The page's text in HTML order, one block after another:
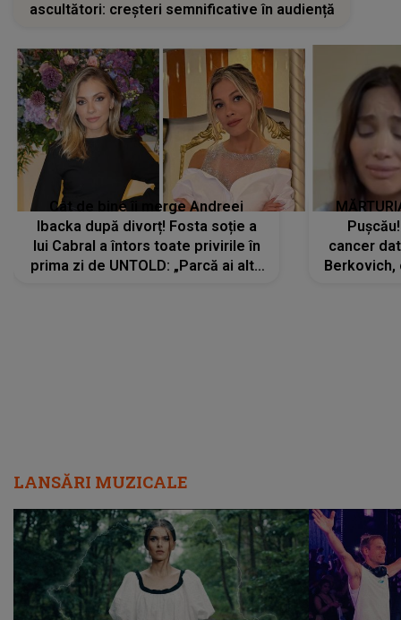
ascultători: creșteri semnificative în audiență
Cât de bine îi merge Andreei
Ibacka după divorț! Fosta soție a
lui Cabral a întors toate privirile în
prima zi de UNTOLD: „Parcă ai altă
cancer
LANSĂRI MUZICALE